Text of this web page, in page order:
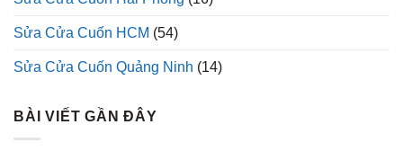
Sửa Cửa Cuốn HCM (54)
Sửa Cửa Cuốn Quảng Ninh (14)
BÀI VIẾT GẦN ĐÂY